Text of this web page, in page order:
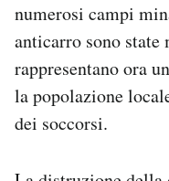
AREA PERSONALE
Notifiche mobile
Regala il Post
numerosi campi
anticarro sono state
rappresentano ora
la popolazione
dei soccorsi.